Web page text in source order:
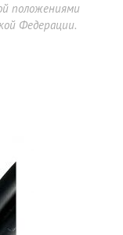
положениями
Федерации.